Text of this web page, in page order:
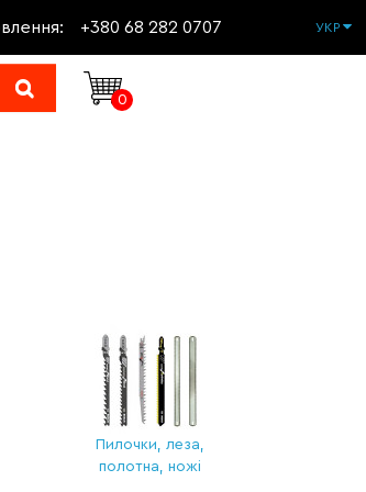
+380 68 282 0707 УКР
0
Пилочки, леза,
полотна, ножі